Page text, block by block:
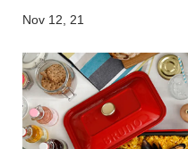
Nov 12, 21